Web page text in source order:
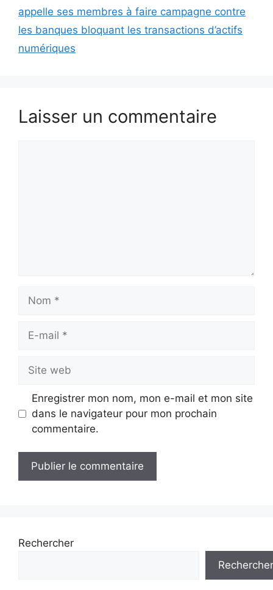
appelle ses membres à faire campagne contre
les banques bloquant les transactions d’actifs
numériques
Laisser un commentaire
mail
web
Enregistrer mon nom, mon e-mail et mon site
dans le navigateur pour mon prochain
commentaire.
Rechercher
Rechercher